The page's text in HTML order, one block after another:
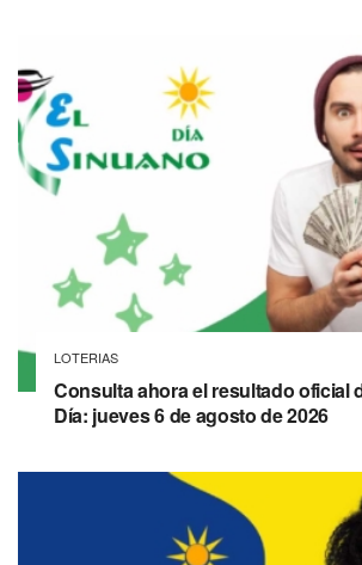
LOTERIAS
Consulta ahora el resultado oficial
Día: jueves 6 de agosto de 2026